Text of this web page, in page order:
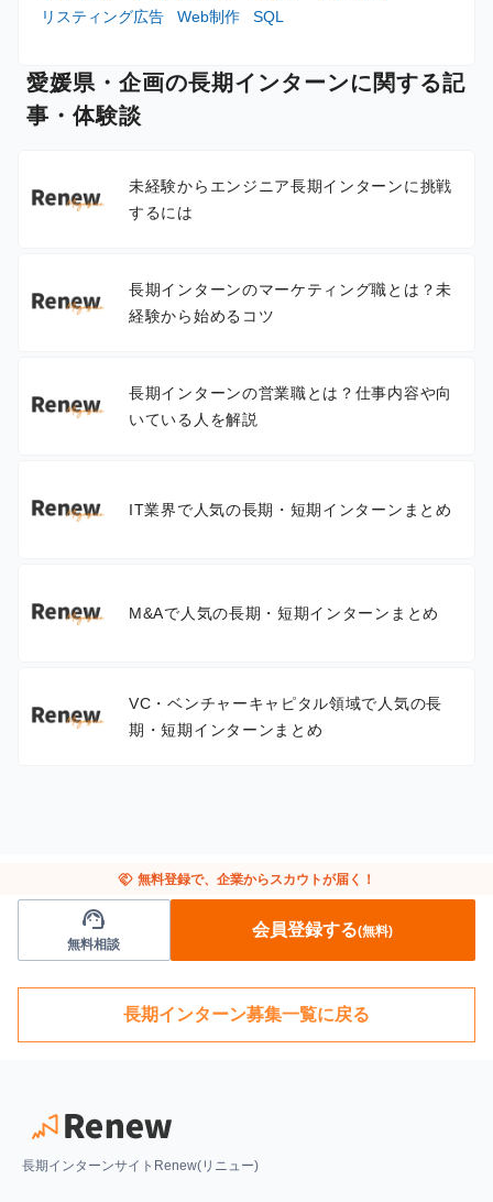
リスティング広告
Web制作 SQL
愛媛県・企画の長期インターンに関する記
事・体験談
未経験からエンジニア長期インターンに挑戦
するには
長期インターンのマーケティング職とは？未
経験から始めるコツ
長期インターンの営業職とは？仕事内容や向
いている人を解説
IT業界で人気の長期・短期インターンまとめ
M&Aで人気の長期・短期インターンまとめ
VC・ベンチャーキャピタル領域で人気の長
期・短期インターンまとめ
handshake 無料登録で、企業からスカウトが届く！
support_agent
無料相談
会員登録する(無料)
長期インターン募集一覧に戻る
長期インターンサイトRenew(リニュー)